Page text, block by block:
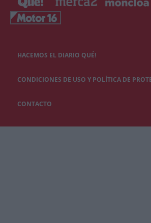
HACEMOS EL DIARIO QUÉ!
CONDICIONES DE USO Y POLÍTICA DE
CONTACTO